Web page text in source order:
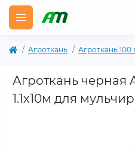
Агроткань Агроткань 100
Агроткань черная
1.1х10м для